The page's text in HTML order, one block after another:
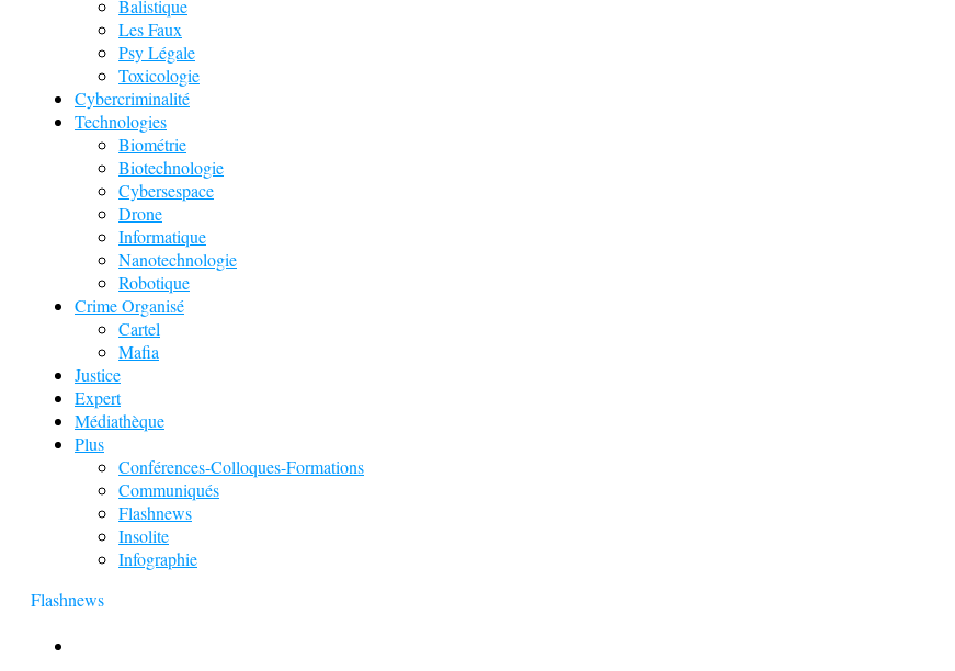
Balistique
Les Faux
Psy Légale
Toxicologie
Cybercriminalité
Technologies
Biométrie
Biotechnologie
Cybersespace
Drone
Informatique
Nanotechnologie
Robotique
Crime Organisé
Cartel
Mafia
Justice
Expert
Médiathèque
Plus
Conférences-Colloques-Formations
Communiqués
Flashnews
Insolite
Infographie
Flashnews